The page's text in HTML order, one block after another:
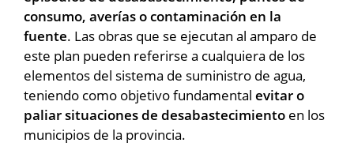
consumo, averías o contaminación en la
fuente. Las obras que se ejecutan al amparo de
este plan pueden referirse a cualquiera de los
elementos del sistema de suministro de agua,
teniendo como objetivo fundamental evitar o
paliar situaciones de desabastecimiento en los
municipios de la provincia.